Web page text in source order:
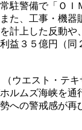
常駐警備で「
た、工事・機
上した反動
３５億円（
ウエスト・テ
ムズ海峡を
の警戒感が